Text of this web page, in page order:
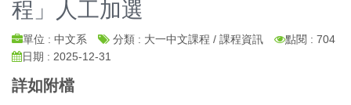
程」人工加選
單位 : 中文系 分類 : 大一中文課程 / 課程資訊
點閱 : 704
日期 : 2025-12-31
詳如附檔